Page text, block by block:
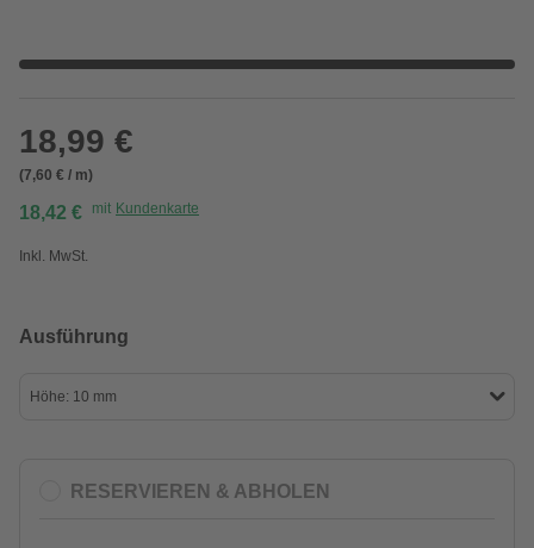
18,99 €
(7,60 € / m)
18,42 € mit Kundenkarte
Inkl. MwSt.
Ausführung
Höhe: 10 mm
RESERVIEREN & ABHOLEN